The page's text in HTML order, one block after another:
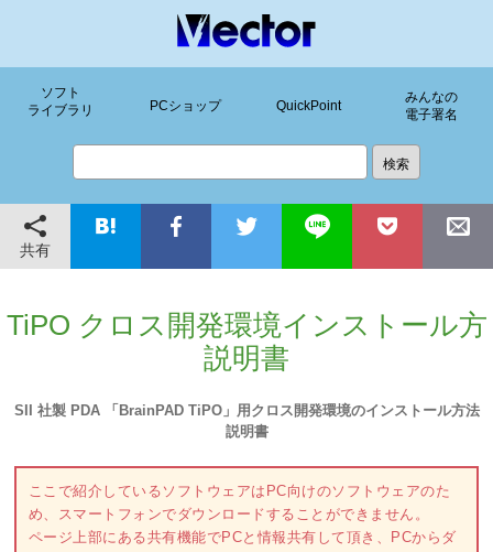
ソフト
ライブラリ
PCショップ QuickPoint
みんなの
電子署名
共有
TiPO クロス開発環境インストール方
説明書
SII 社製 PDA 「BrainPAD TiPO」用クロス開発環境のインストール方法
説明書
ここで紹介しているソフトウェアはPC向けのソフトウェアのた
め、スマートフォンでダウンロードすることができません。
ページ上部にある共有機能でPCと情報共有して頂き、PCからダ